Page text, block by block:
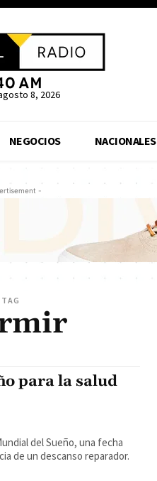
8, 2026
NEGOCIOS NACIONALES
-
TAG
para la salud
del Sueño, una fecha
de un descanso reparador.